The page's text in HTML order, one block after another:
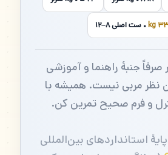
۳۳ kg • ست اصلی ۸–۱۲
جنبهٔ راهنما و آموزشی
نظر مربی نیست. همیشه با
و فرم صحیح تمرین کن.
استانداردهای بین‌المللی